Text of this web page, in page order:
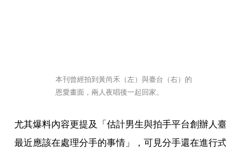
本刊曾經拍到黃尚禾（左）與臺台（右）的
恩愛畫面，兩人夜唱後一起回家。
尤其爆料內容更提及「估計男生與拍手平台創辦人臺
最近應該在處理分手的事情」，可見分手還在進行式